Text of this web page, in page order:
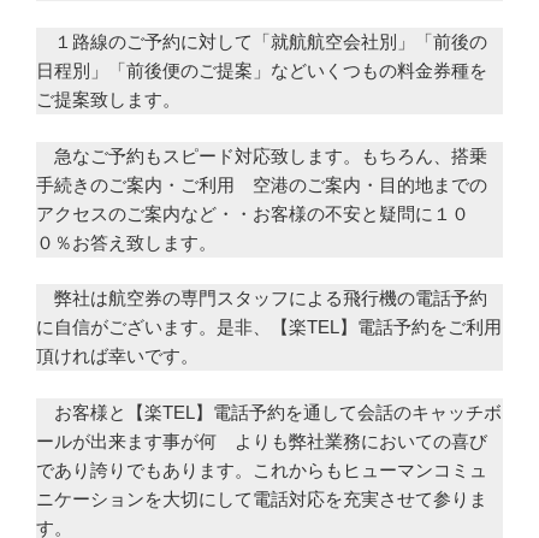
１路線のご予約に対して「就航航空会社別」「前後の
日程別」「前後便のご提案」などいくつもの料金券種を
ご提案致します。
急なご予約もスピード対応致します。もちろん、搭乗
手続きのご案内・ご利用 空港のご案内・目的地までの
アクセスのご案内など・・お客様の不安と疑問に１０
０％お答え致します。
弊社は航空券の専門スタッフによる飛行機の電話予約
に自信がございます。是非、【楽TEL】電話予約をご利用
頂ければ幸いです。
お客様と【楽TEL】電話予約を通して会話のキャッチボ
ールが出来ます事が何 よりも弊社業務においての喜び
であり誇りでもあります。これからもヒューマンコミュ
ニケーションを大切にして電話対応を充実させて参りま
す。